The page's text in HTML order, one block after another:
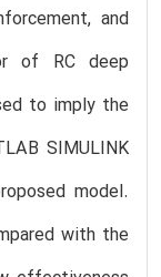
and
of RC deep
to imply the
SIMULINK
model.
with the